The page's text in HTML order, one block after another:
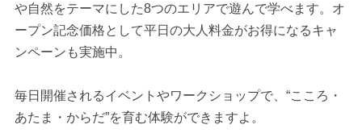
や自然をテーマにした8つのエリアで遊んで学べます。オ
ープン記念価格として平日の大人料金がお得になるキャ
ンペーンも実施中。
毎日開催されるイベントやワークショップで、“こころ・
あたま・からだ”を育む体験ができますよ。